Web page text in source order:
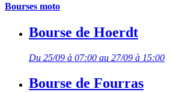
Bourses moto
Bourse de Hoerdt
Du 25/09 à 07:00 au 27/09 à 15:00
Bourse de Fourras